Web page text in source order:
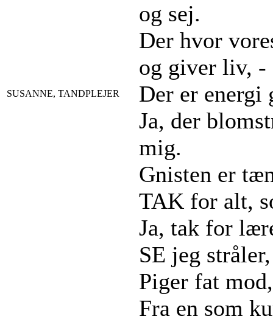
SUSANNE, TANDPLEJER
og sej.
Der hvor
og giver liv, -
Der er energi
Ja, der
mig.
Gnisten er
TAK for alt,
Ja, tak for
SE jeg
Piger fat
Fra en som